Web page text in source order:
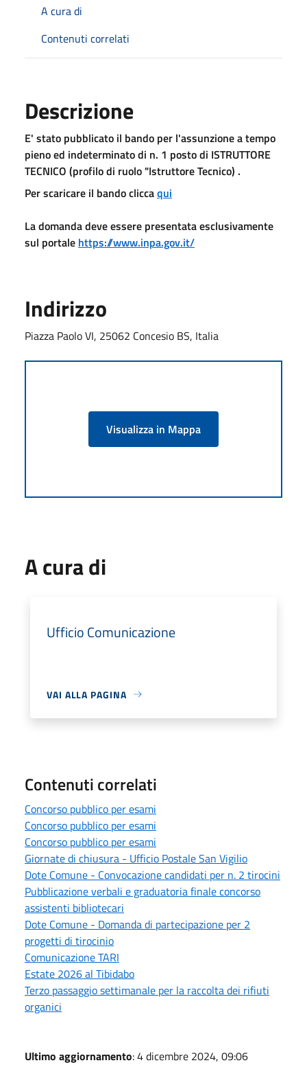
A cura di
Contenuti correlati
Descrizione
E' stato pubblicato il bando per l'assunzione a tempo
pieno ed indeterminato di n. 1 posto di ISTRUTTORE
TECNICO (profilo di ruolo "Istruttore Tecnico) .
Per scaricare il bando cliccaqui
La domanda deve essere presentata esclusivamente
sul portale https://www.inpa.gov.it/
Indirizzo
Piazza Paolo VI, 25062 Concesio BS, Italia
Visualizza in Mappa
A cura di
Ufficio Comunicazione
VAI ALLA PAGINA
Contenuti correlati
Concorso pubblico per esami
Concorso pubblico per esami
Concorso pubblico per esami
Giornate di chiusura - Ufficio Postale San Vigilio
Dote Comune - Convocazione candidati per n. 2 tirocini
Pubblicazione verbali e graduatoria finale concorso
assistenti bibliotecari
Dote Comune - Domanda di partecipazione per 2
progetti di tirocinio
Comunicazione TARI
Estate 2026 al Tibidabo
Terzo passaggio settimanale per la raccolta dei rifiuti
organici
Ultimo aggiornamento: 4 dicembre 2024, 09:06